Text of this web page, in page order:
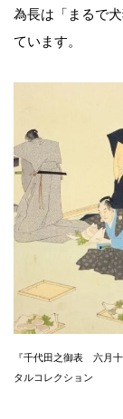
為長は「まるで
ています。
『千代田之御表 六月
タルコレクション